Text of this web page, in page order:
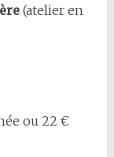
(atelier en
ou 22 €